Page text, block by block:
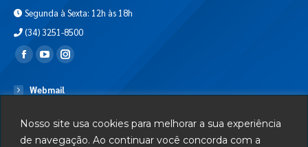
Nosso site usa cookies para melhorar a sua experiência
de navegação. Ao continuar você concorda com a
Segunda à Sexta: 12h às 18h
(34) 3251-8500
Encontre-nos em:
Webmail
Serviços